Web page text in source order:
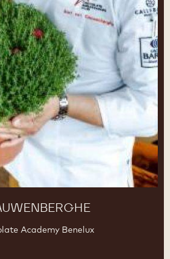
Academy Benelux